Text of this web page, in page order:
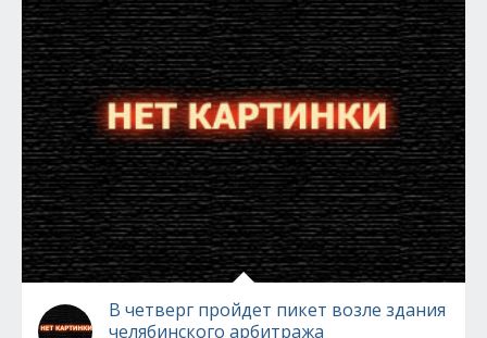
В четверг пройдет пикет возле здания
челябинского арбитража